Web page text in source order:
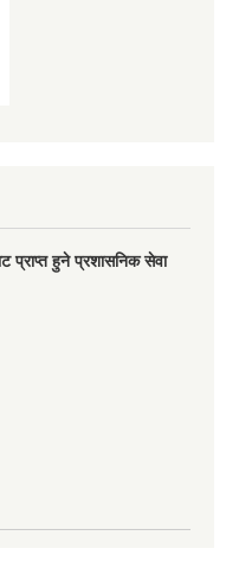
प्राप्त हुने प्रशासनिक सेवा